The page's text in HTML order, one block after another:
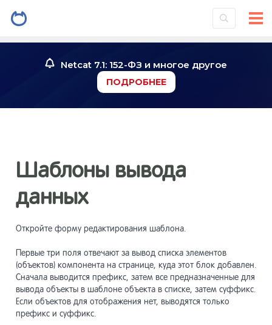
Netcat 7.1: 152-ФЗ и многое другое
ПОДРОБНЕЕ
6 Работа с
7
Шаблоны вывода
данных
Откройте форму редактирования шаблона.
Первые три поля отвечают за вывод списка элементов
(объектов) компонента на странице, куда этот блок добавлен.
Сначала выводится префикс, затем все предназначенные для
вывода объекты в шаблоне объекта в списке, затем суффикс.
Если объектов для отображения нет, выводятся только
префикс и суффикс.